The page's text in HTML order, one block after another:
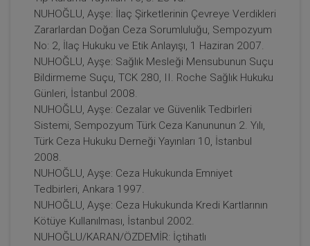
NUHOĞLU, Ayşe: İlaç Şirketlerinin Çevreye Verdikleri
Zararlardan Doğan Ceza Sorumluluğu, Sempozyum
No: 2, İlaç Hukuku ve Etik Anlayışı, 1 Haziran 2007.
NUHOĞLU, Ayşe: Sağlık Mesleği Mensubunun Suçu
Bildirmeme Suçu, TCK 280, II. Roche Sağlık Hukuku
Günleri, İstanbul 2008.
NUHOĞLU, Ayşe: Cezalar ve Güvenlik Tedbirleri
Sistemi, Sempozyum Türk Ceza Kanununun 2. Yılı,
Türk Ceza Hukuku Derneği Yayınları 10, İstanbul
2008.
NUHOĞLU, Ayşe: Ceza Hukukunda Emniyet
Tedbirleri, Ankara 1997.
NUHOĞLU, Ayşe: Ceza Hukukunda Kredi Kartlarının
Kötüye Kullanılması, İstanbul 2002.
NUHOĞLU/KARAN/ÖZDEMİR: İçtihatlı